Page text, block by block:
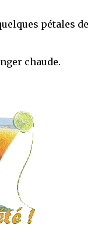
pétales de
chaude.